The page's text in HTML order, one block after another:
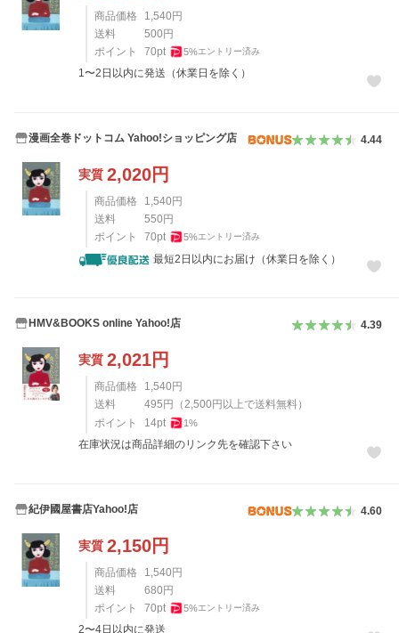
商品価格 1,540 円
送料
500 円
ポイント
70pt 5%エントリー済み
1〜2日以内に発送（休業日を除く）
漫画全巻ドットコム Yahoo!ショッピング店 4.44
実質 2,020円
商品価格 1,540 円
送料
550 円
ポイント
70pt 5%エントリー済み
最短2日以内にお届け（休業日を除く）
HMV&BOOKS online Yahoo!店 4.39
実質 2,021円
商品価格 1,540 円
送料
495 円 （2,500 円以上で送料無料）
ポイント
14pt 1%
在庫状況は商品詳細のリンク先を確認下さい
紀伊國屋書店Yahoo!店 4.60
実質 2,150円
商品価格 1,540 円
送料
680 円
ポイント
70pt 5%エントリー済み
2〜4日以内に発送